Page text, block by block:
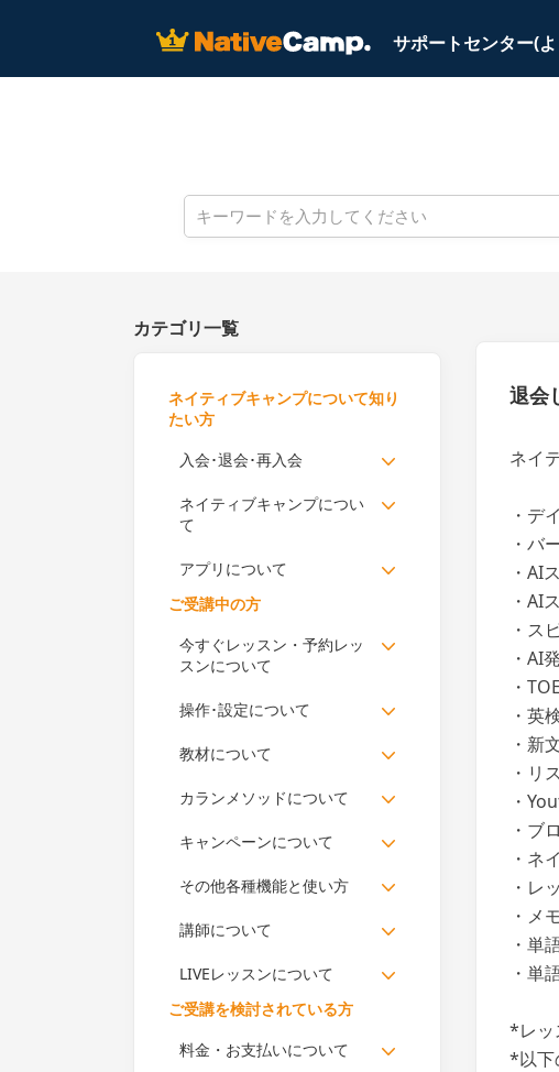
サポートセンター(
退会
ネイ
・デ
・バ
・AI
・AI
・ス
・AI
・
・英
・新
・リ
・
・ブ
・ネ
・レ
・メ
・単
・単
*レッ
*以下
カテゴリ一覧
ネイティブキャンプについて知り
たい方
入会･退会･再入会
ネイティブキャンプについ
て
アプリについて
ご受講中の方
今すぐレッスン・予約レッ
スンについて
操作･設定について
教材について
カランメソッドについて
キャンペーンについて
その他各種機能と使い方
講師について
LIVEレッスンについて
ご受講を検討されている方
料金・お支払いについて